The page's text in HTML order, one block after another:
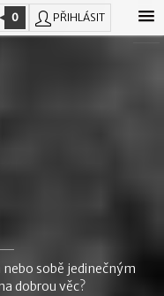
PŘIHLÁSIT
0
sobě jedinečným
dobrou věc?